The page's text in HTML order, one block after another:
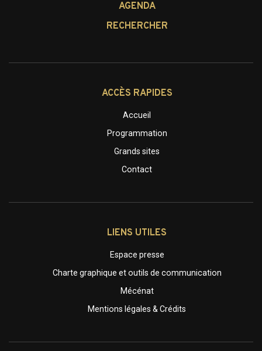
AGENDA
RECHERCHER
ACCÈS RAPIDES
Accueil
Programmation
Grands sites
Contact
LIENS UTILES
Espace presse
Charte graphique et outils de communication
Mécénat
Mentions légales & Crédits